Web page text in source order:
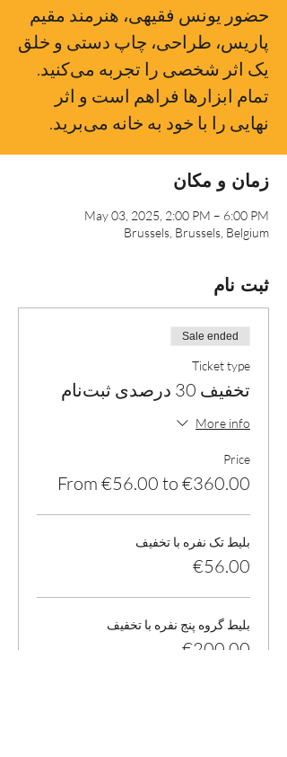
حضور یونس فقیهی، هنرمند مقیم
پاریس، طراحی، چاپ دستی و خلق
یک اثر شخصی را تجربه می‌کنید.
تمام ابزارها فراهم است و اثر
نهایی را با خود به خانه می‌برید.
زمان و مکان
May 03, 2025, 2:00 PM – 6:00 PM
Brussels, Brussels, Belgium
ثبت نام
Sale ended
Ticket type
تخفیف 30 درصدی ثبت‌نام
More info
Price
From €56.00 to €360.00
بلیط تک نفره با تخفیف
€56.00
بلیط گروه پنج نفره با تخفیف
€200.00